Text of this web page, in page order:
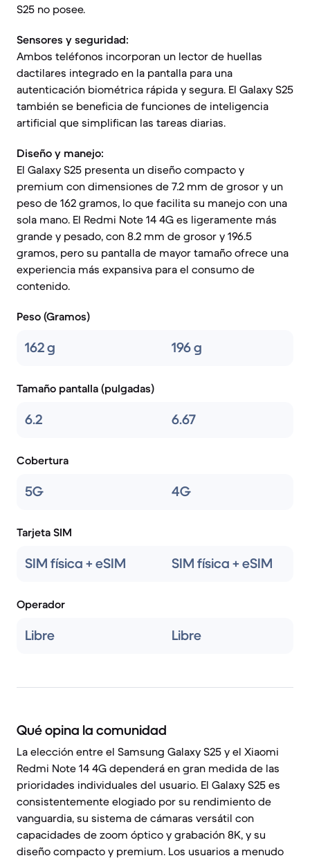
S25 no posee.
Sensores y seguridad:
Ambos teléfonos incorporan un lector de huellas
dactilares integrado en la pantalla para una
autenticación biométrica rápida y segura. El Galaxy S25
también se beneficia de funciones de inteligencia
artificial que simplifican las tareas diarias.
Diseño y manejo:
El Galaxy S25 presenta un diseño compacto y
premium con dimensiones de 7.2 mm de grosor y un
peso de 162 gramos, lo que facilita su manejo con una
sola mano. El Redmi Note 14 4G es ligeramente más
grande y pesado, con 8.2 mm de grosor y 196.5
gramos, pero su pantalla de mayor tamaño ofrece una
experiencia más expansiva para el consumo de
contenido.
Peso (Gramos)
162 g 196 g
Tamaño pantalla (pulgadas)
6.2 6.67
Cobertura
5G 4G
Tarjeta SIM
SIM física + eSIM SIM física + eSIM
Operador
Libre Libre
Qué opina la comunidad
La elección entre el Samsung Galaxy S25 y el Xiaomi
Redmi Note 14 4G dependerá en gran medida de las
prioridades individuales del usuario. El Galaxy S25 es
consistentemente elogiado por su rendimiento de
vanguardia, su sistema de cámaras versátil con
capacidades de zoom óptico y grabación 8K, y su
diseño compacto y premium. Los usuarios a menudo